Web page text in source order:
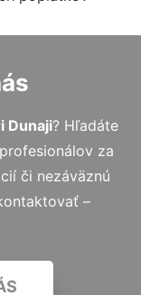
Dunaji? Hľadáte
za
či nezáväznú
–